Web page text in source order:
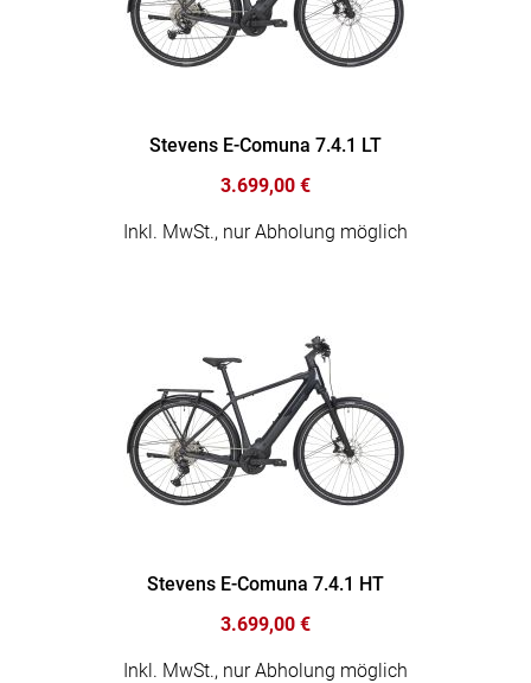
Stevens E-Comuna 7.4.1 LT
3.699,00 €
Inkl. MwSt., nur Abholung möglich
Stevens E-Comuna 7.4.1 HT
3.699,00 €
Inkl. MwSt., nur Abholung möglich